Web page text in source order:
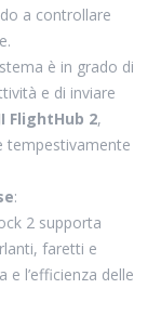
a controllare
è in grado di
e di inviare
FlightHub 2,
tempestivamente
:
2 supporta
faretti e
e l’efficienza delle